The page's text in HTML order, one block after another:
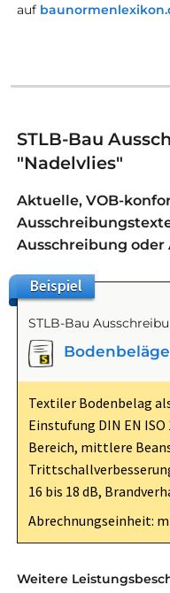
auf
STLB-Bau
"Nadelvlies"
Aktuelle, VOB-
Ausschreibung
Beispiel
STLB-Bau
Textiler Bodenbelag
Einstufung DIN EN
Bereich, mittlere
16 bis 18 dB,
Abrechnungseinheit:
Weitere